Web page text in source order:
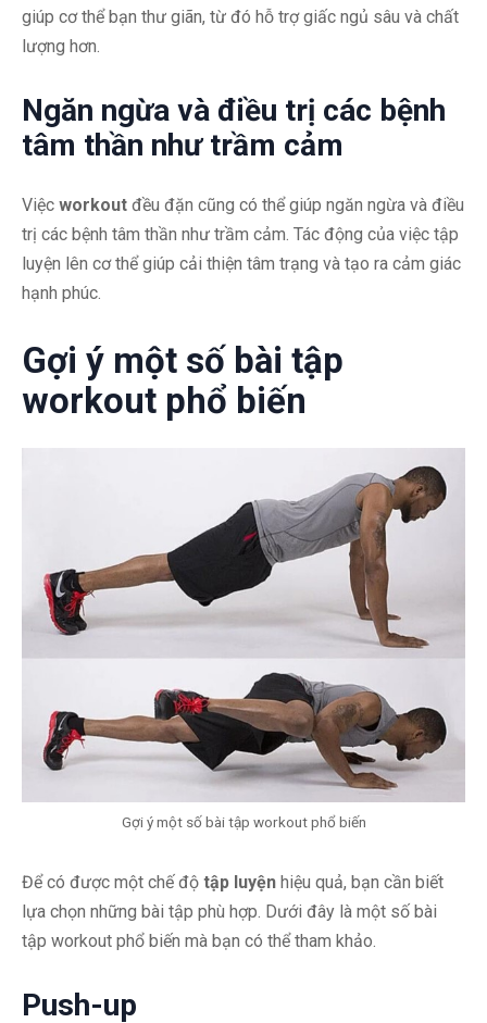
giúp cơ thể bạn thư giãn, từ đó hỗ trợ giấc ngủ sâu và chất
lượng hơn.
Ngăn ngừa và điều trị các bệnh
tâm thần như trầm cảm
Việc workout đều đặn cũng có thể giúp ngăn ngừa và điều
trị các bệnh tâm thần như trầm cảm. Tác động của việc tập
luyện lên cơ thể giúp cải thiện tâm trạng và tạo ra cảm giác
hạnh phúc.
Gợi ý một số bài tập
workout phổ biến
Gợi ý một số bài tập workout phổ biến
Để có được một chế độ tập luyện hiệu quả, bạn cần biết
lựa chọn những bài tập phù hợp. Dưới đây là một số bài
tập workout phổ biến mà bạn có thể tham khảo.
Push-up